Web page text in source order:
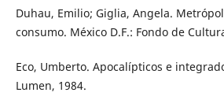
Duhau, Emilio; Giglia, Angela.
consumo. México D.F.: Fondo de
Eco, Umberto. Apocalípticos e
Lumen, 1984.